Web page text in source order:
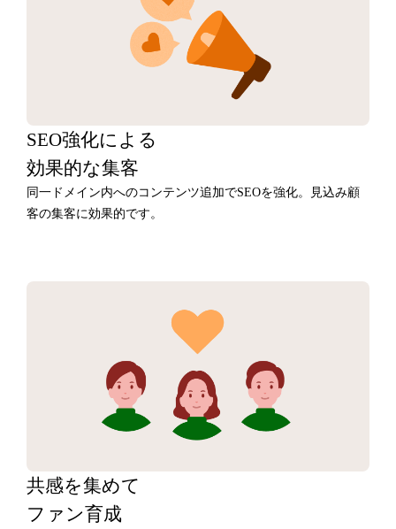
SEO強化による
効果的な集客
同一ドメイン内へのコンテンツ追加でSEOを強化。見込み顧
客の集客に効果的です。
共感を集めて
ファン育成